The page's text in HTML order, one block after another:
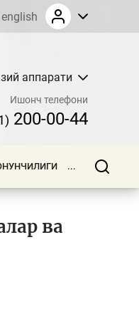
аппарати
Ишонч телефони
200-00-44
...
ва